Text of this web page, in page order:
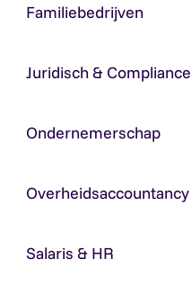
Familiebedrijven
Juridisch & Compliance
Ondernemerschap
Overheidsaccountancy
Salaris & HR